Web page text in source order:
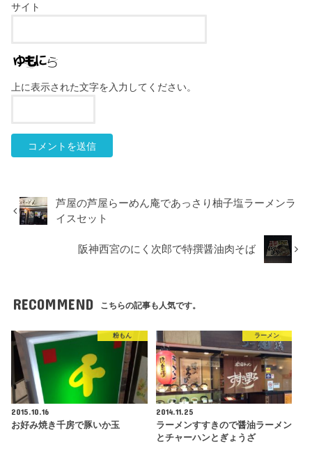
サイト
上に表示された文字を入力してください。
芦屋の芦屋らーめん庵であっさり柚子塩ラーメンラ
イスセット
阪神西宮のにく次郎で特撰醤油肉そば
RECOMMEND こちらの記事も人気です。
粉もん
2015.10.16
お好み焼き千房で豚いか玉
ラーメン
2014.11.25
ラーメンすすきので醤油ラーメン
とチャーハンとぎょうざ